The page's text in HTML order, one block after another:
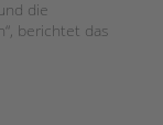
die
berichtet das